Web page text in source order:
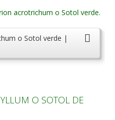
o Sotol verde |
O SOTOL DE